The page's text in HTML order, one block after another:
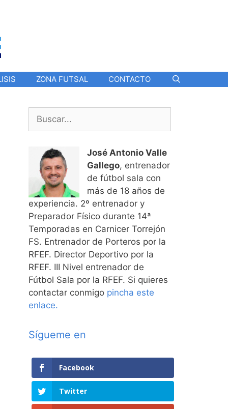
ZONA FUTSAL CONTACTO
Buscar:
José Antonio Valle
Gallego, entrenador
de fútbol sala con
más de 18 años de
experiencia. 2º entrenador y
Preparador Físico durante 14ª
Temporadas en Carnicer Torrejón
FS. Entrenador de Porteros por la
RFEF. Director Deportivo por la
RFEF. III Nivel entrenador de
Fútbol Sala por la RFEF. Si quieres
contactar conmigo pincha este
enlace.
Sígueme en
Facebook
Twitter